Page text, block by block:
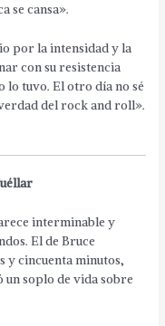
se cansa».
por la intensidad y la
con su resistencia
lo tuvo. El otro día no sé
del rock and roll».
interminable y
El de Bruce
y cincuenta minutos,
un soplo de vida sobre